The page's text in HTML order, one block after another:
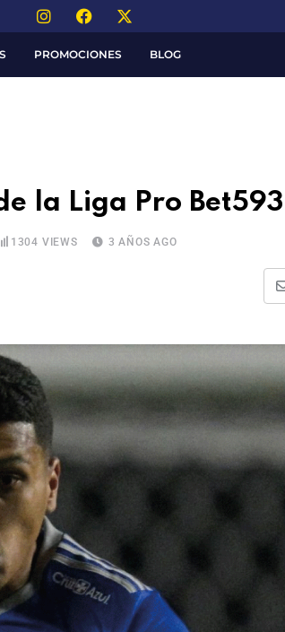
PROMOCIONES BLOG
la Liga Pro Bet593
1304 VIEWS 3 AÑOS AGO